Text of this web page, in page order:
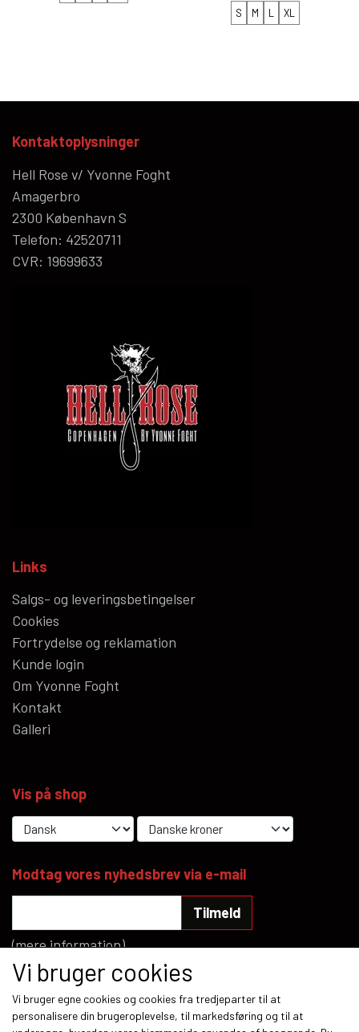
S M L XL
Kontaktoplysninger
Hell Rose v/ Yvonne Foght
Amagerbro
2300 København S
Telefon: 42520711
CVR: 19699633
Links
Salgs- og leveringsbetingelser
Cookies
Fortrydelse og reklamation
Kunde login
Om Yvonne Foght
Kontakt
Galleri
Vis på shop
Modtag vores nyhedsbrev via e-mail
Tilmeld
(mere information)
Sociale medier
Vi bruger cookies
Vi bruger egne cookies og cookies fra tredjeparter til at
personalisere din brugeroplevelse, til markedsføring og til at